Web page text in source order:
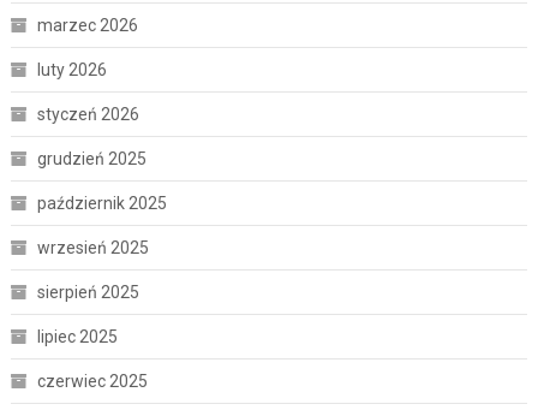
marzec 2026
luty 2026
styczeń 2026
grudzień 2025
październik 2025
wrzesień 2025
sierpień 2025
lipiec 2025
czerwiec 2025